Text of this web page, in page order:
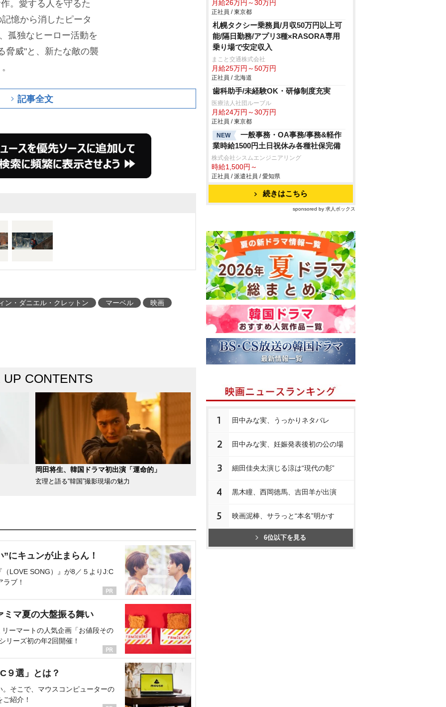
。愛する人を守るた
憶から消したピータ
孤独なヒーロー活動を
脅威"と、新たな敵の襲
記事全文
ン・ダニエル・クレットン マーベル 映画
UP CONTENTS
岡田将生、韓国ドラマ初出演「運命的」
玄理と語る“韓国”撮影現場の魅力
にキュンが止まらん！
LOVE SONG）』が8／５よりJ:C
ブ！
ミマ夏の大盤振る舞い
ーマートの人気企画「お値段その
リーズ初の年2回開催！
９選」とは？
そこで、マウスコンピューターの
紹介！
月給26万円～30万円
正社員 / 東京都
札幌タクシー乗務員/月収50万円以上可
能/隔日勤務/アプリ3種×RASORA専用
乗り場で安定収入
まこと交通株式会社
月給25万円～50万円
正社員 / 北海道
歯科助手/未経験OK・研修制度充実
医療法人社団ルーブル
月給24万円～30万円
正社員 / 東京都
NEW
一般事務・OA事務/事務&軽作
業時給1500円土日祝休み各種社保完備
株式会社シスムエンジニアリング
時給1,500円～
正社員 / 派遣社員 / 愛知県
続きはこちら
sponsored by 求人ボックス
1 田中みな実、うっかりネタバレ
2 田中みな実、妊娠発表後初の公の場
3 細田佳央太演じる涼は“現代の彰”
4 黒木瞳、西岡徳馬、吉田羊が出演
5 映画泥棒、サラっと“本名”明かす
6位以下を見る